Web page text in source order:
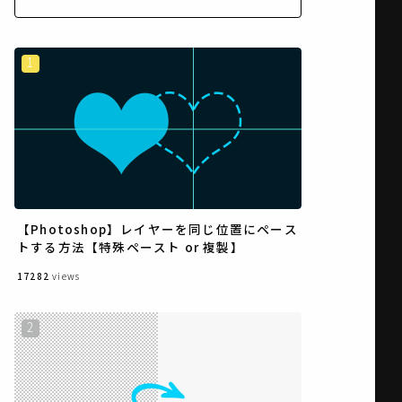
【Photoshop】レイヤーを同じ位置にペース
トする方法【特殊ペースト or 複製】
17282 views